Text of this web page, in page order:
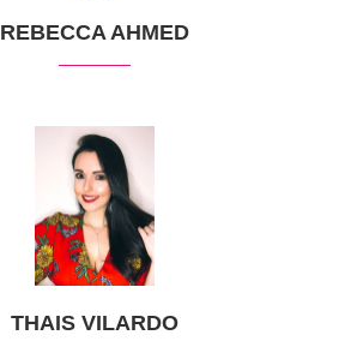
REBECCA AHMED
THAIS VILARDO